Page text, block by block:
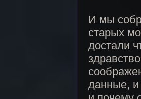
И мы
старых
достали
данные, и